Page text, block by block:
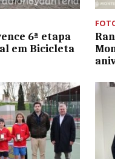
6ª etapa
em Bicicleta